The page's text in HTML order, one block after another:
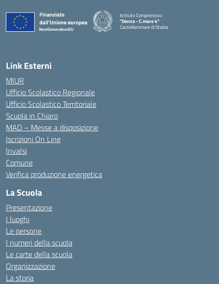
Istituto Comprensivo
"Denza - C.mare 4"
Castellammare di Stabia
Link Esterni
MIUR
Ufficio Scolastico Regionale
Ufficio Scolastico Territoriale
Scuola in Chiaro
MAD – Messe a disposizione
Iscrizioni On Line
Invalsi
Comune
Verifica produzione energetica
La Scuola
Presentazione
I luoghi
Le persone
I numeri della scuola
Le carte della scuola
Organizzazione
La storia